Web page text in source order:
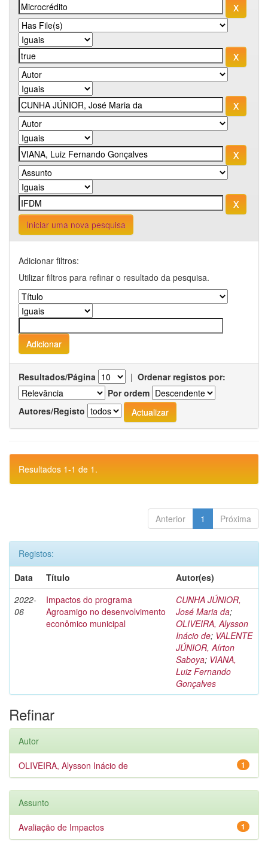
Iniciar uma nova pesquisa
Adicionar filtros:
Utilizar filtros para refinar o resultado da pesquisa.
Resultados/Página | Ordenar registos por:
Por ordem
Autores/Registo
Resultados 1-1 de 1.
Anterior 1 Próxima
Registos:
Data
Título
Autor(es)
2022-
06
Impactos do programa
Agroamigo no desenvolvimento
econômico municipal
CUNHA JÚNIOR,
José Maria da;
OLIVEIRA, Alysson
Inácio de; VALENTE
JÚNIOR, Aírton
Saboya; VIANA,
Luiz Fernando
Gonçalves
Refinar
Autor
1
OLIVEIRA, Alysson Inácio de
Assunto
1
Avaliação de Impactos